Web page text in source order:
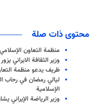
محتوى ذات صلة
منظمة التعاون
وزير الثقافة الايراني
ظريف يدعو منظمة
ليالي رمضان في رحاب
الإسلامية
وزير الرياضة الإيراني